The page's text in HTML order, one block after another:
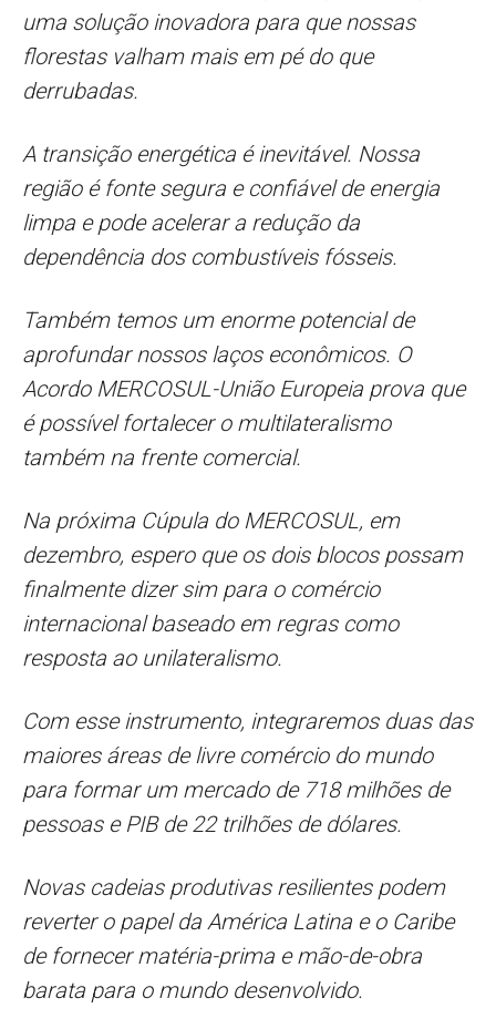
uma solução inovadora para que nossas
florestas valham mais em pé do que
derrubadas.
A transição energética é inevitável. Nossa
região é fonte segura e confiável de energia
limpa e pode acelerar a redução da
dependência dos combustíveis fósseis.
Também temos um enorme potencial de
aprofundar nossos laços econômicos. O
Acordo MERCOSUL-União Europeia prova que
é possível fortalecer o multilateralismo
também na frente comercial.
Na próxima Cúpula do MERCOSUL, em
dezembro, espero que os dois blocos possam
finalmente dizer sim para o comércio
internacional baseado em regras como
resposta ao unilateralismo.
Com esse instrumento, integraremos duas das
maiores áreas de livre comércio do mundo
para formar um mercado de 718 milhões de
pessoas e PIB de 22 trilhões de dólares.
Novas cadeias produtivas resilientes podem
reverter o papel da América Latina e o Caribe
de fornecer matéria-prima e mão-de-obra
barata para o mundo desenvolvido.